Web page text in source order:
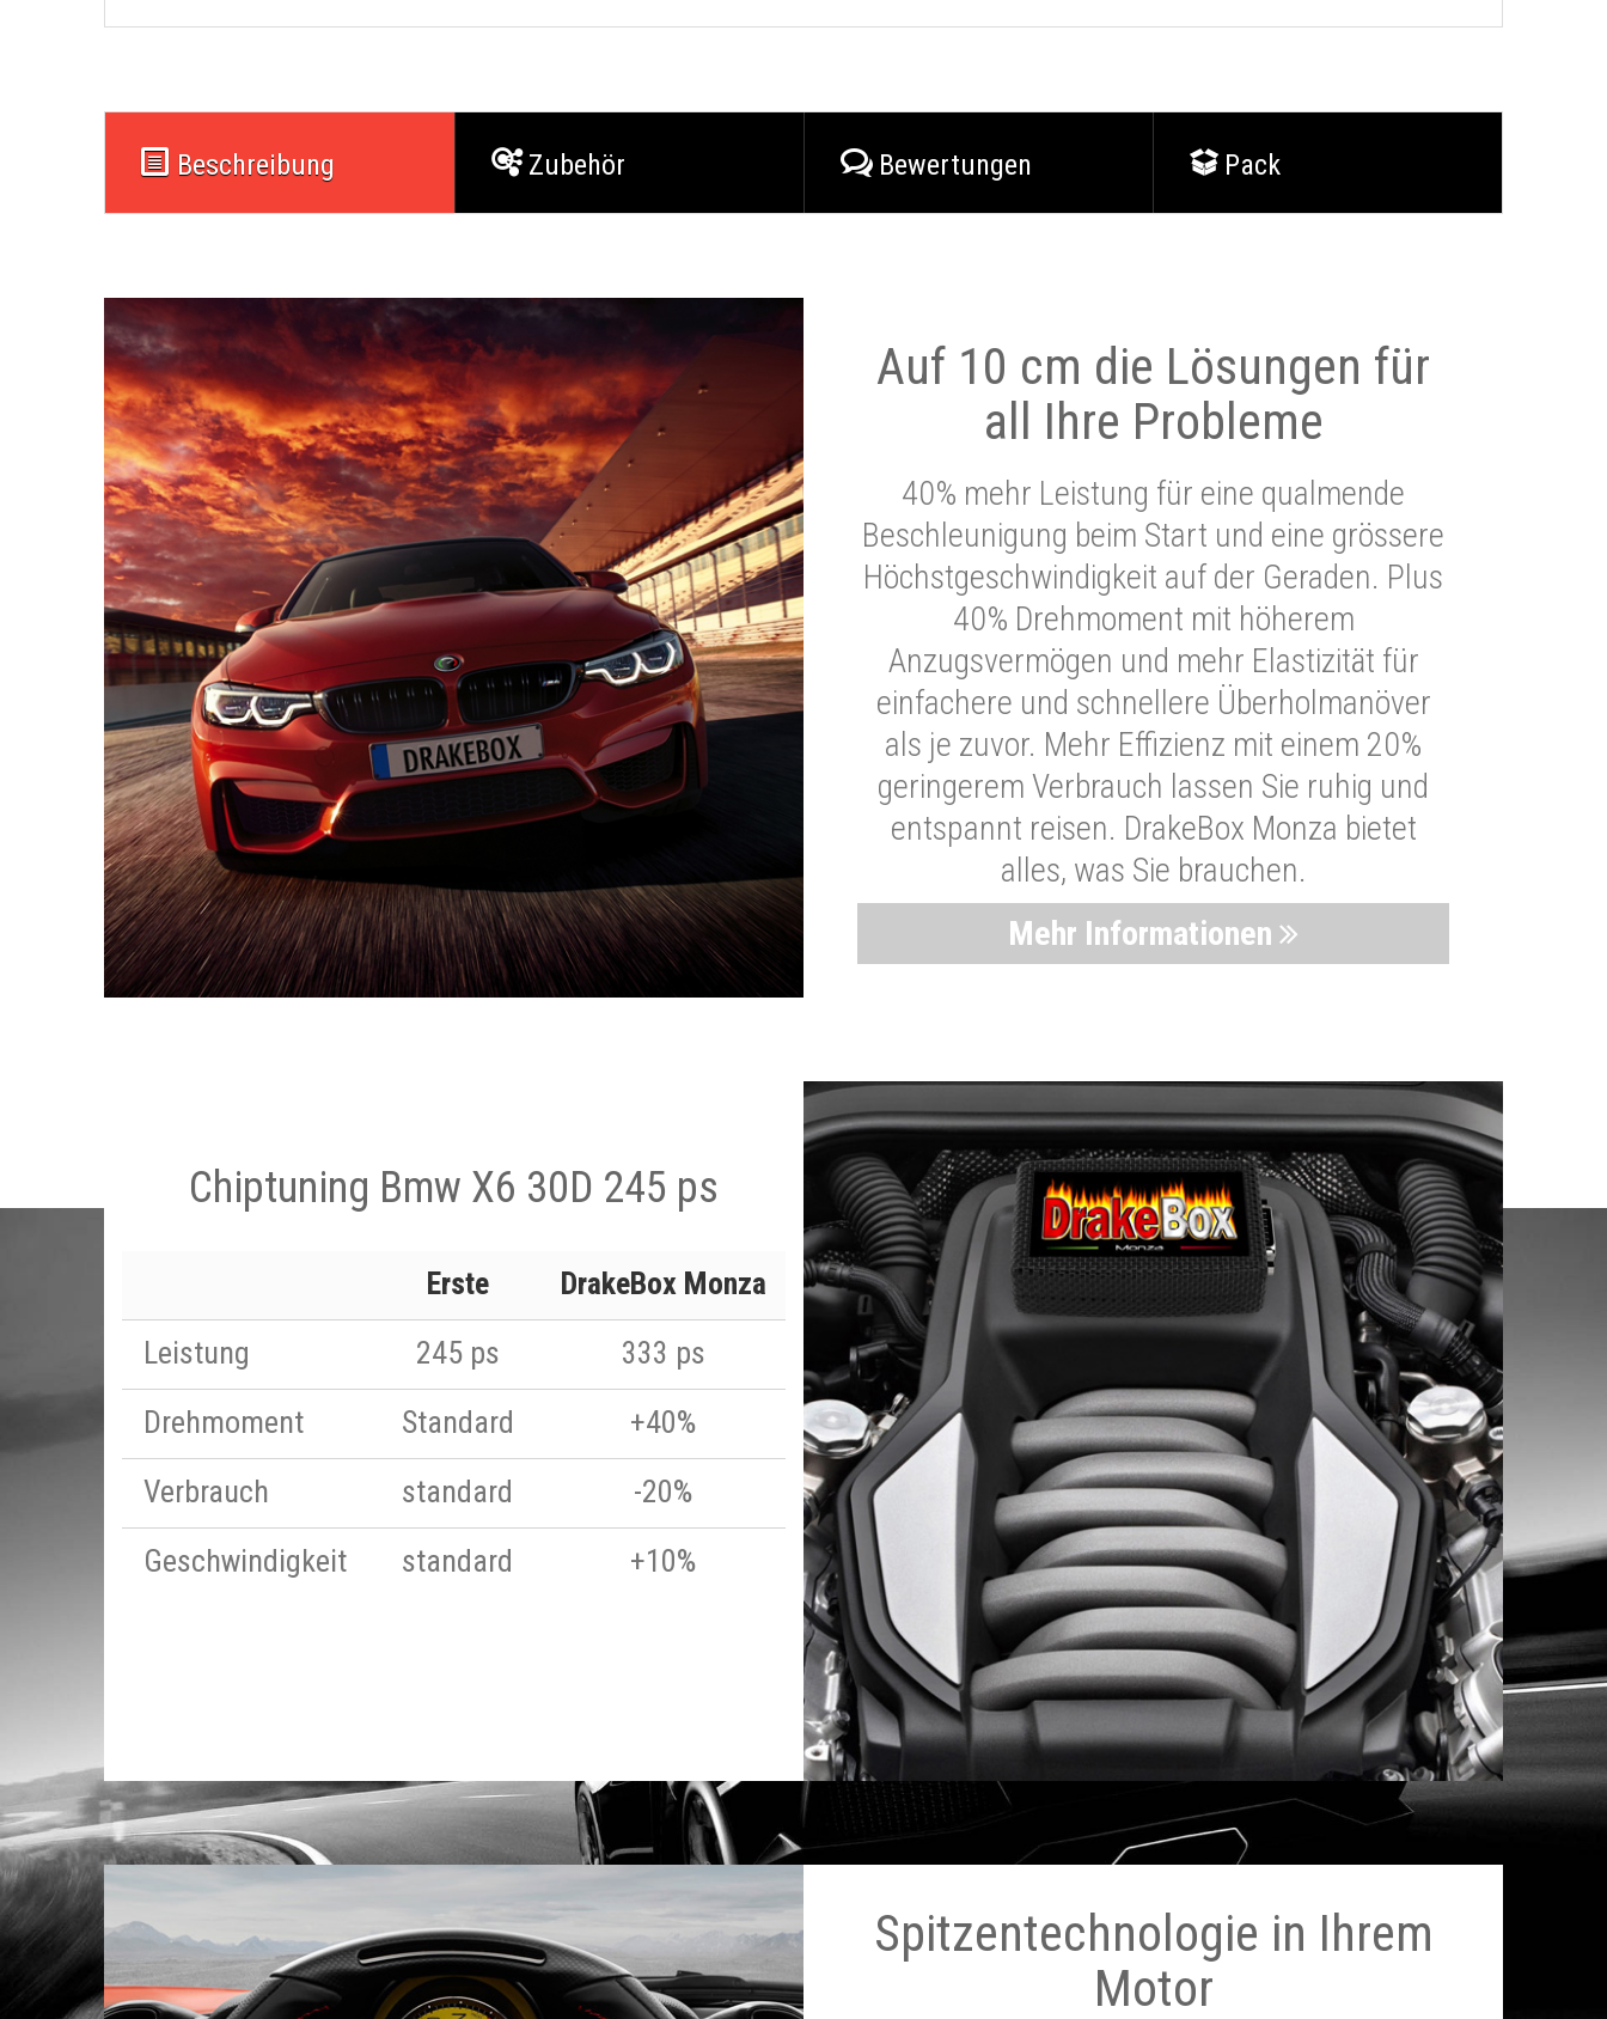
Beschreibung Zubehör Bewertungen Pack
Auf 10 cm die Lösungen für
all Ihre Probleme
40% mehr Leistung für eine qualmende
Beschleunigung beim Start und eine grössere
Höchstgeschwindigkeit auf der Geraden. Plus
40% Drehmoment mit höherem
Anzugsvermögen und mehr Elastizität für
einfachere und schnellere Überholmanöver
als je zuvor. Mehr Effizienz mit einem 20%
geringerem Verbrauch lassen Sie ruhig und
entspannt reisen. DrakeBox Monza bietet
alles, was Sie brauchen.
Mehr Informationen
Chiptuning Bmw X6 30D 245 ps
Erste
DrakeBox Monza
Leistung
245 ps
333 ps
Drehmoment
Standard
+40%
Verbrauch
standard
-20%
Geschwindigkeit
standard +10%
Spitzentechnologie in Ihrem
Motor